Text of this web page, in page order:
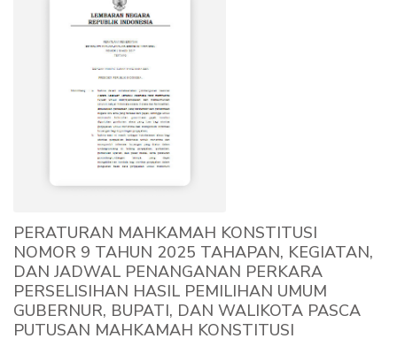
PERATURAN MAHKAMAH KONSTITUSI
NOMOR 9 TAHUN 2025 TAHAPAN, KEGIATAN,
DAN JADWAL PENANGANAN PERKARA
PERSELISIHAN HASIL PEMILIHAN UMUM
GUBERNUR, BUPATI, DAN WALIKOTA PASCA
PUTUSAN MAHKAMAH KONSTITUSI